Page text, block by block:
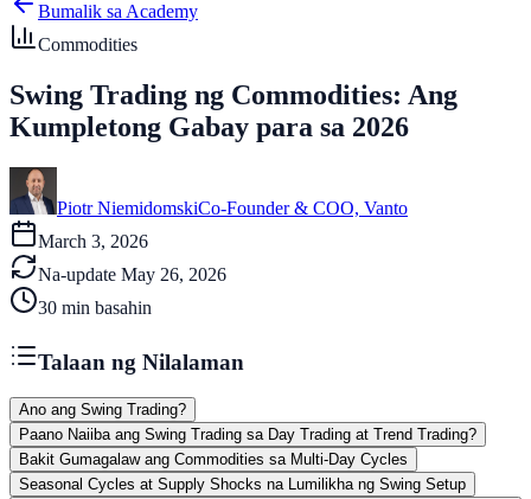
Bumalik sa Academy
Commodities
Swing Trading ng Commodities: Ang
Kumpletong Gabay para sa 2026
Piotr NiemidomskiCo-Founder & COO, Vanto
March 3, 2026
Na-update May 26, 2026
30 min basahin
Talaan ng Nilalaman
Ano ang Swing Trading?
Paano Naiiba ang Swing Trading sa Day Trading at Trend Trading?
Bakit Gumagalaw ang Commodities sa Multi-Day Cycles
Seasonal Cycles at Supply Shocks na Lumilikha ng Swing Setup